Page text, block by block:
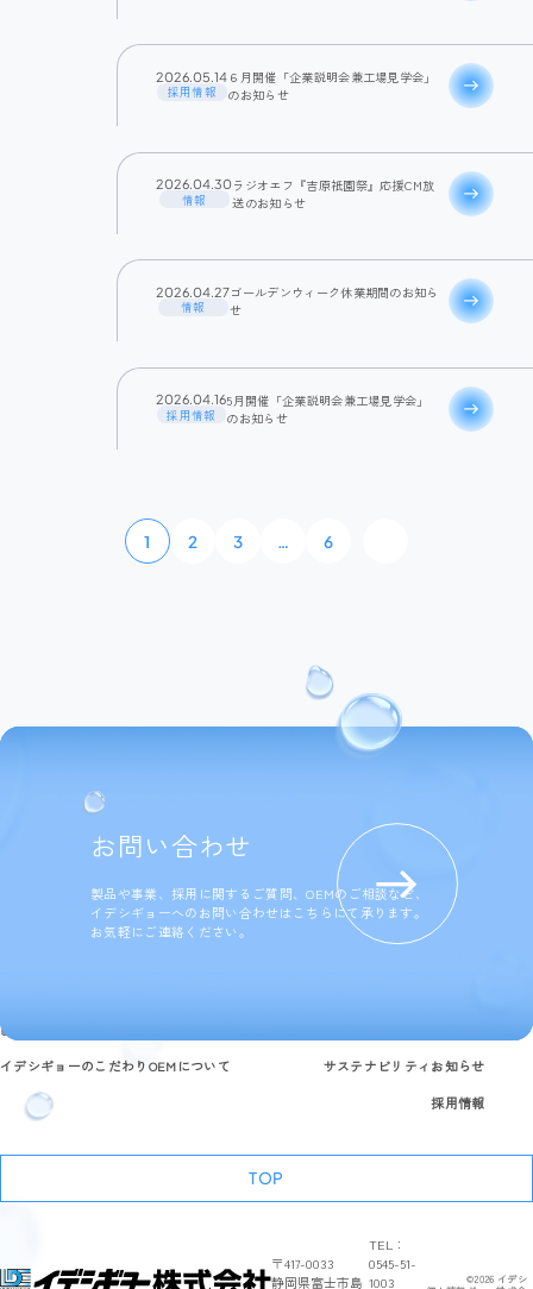
2026.05.14
採用情報
６月開催「企業説明会兼工場見学会」
のお知らせ
east
2026.04.30
情報
ラジオエフ『吉原祇園祭』応援CM放
送のお知らせ
east
2026.04.27
情報
ゴールデンウィーク休業期間のお知ら
せ
east
2026.04.16
採用情報
5月開催「企業説明会兼工場見学会」
のお知らせ
east
1 2 3 … 6
お問い合わせ
製品や事業、採用に関するご質問、OEMのご相談など、
イデシギョーへのお問い合わせはこちらにて承ります。
お気軽にご連絡ください。
製品情報
イデシギョーのこだわりOEMについて
サステナビリティ お知らせ
採用情報
TOP
〒417-0033
静岡県富士市島
TEL：
0545-51-
1003
©2026 イデシ